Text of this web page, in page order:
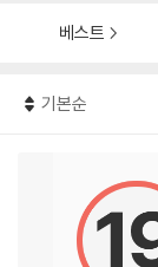
베스트
기본순